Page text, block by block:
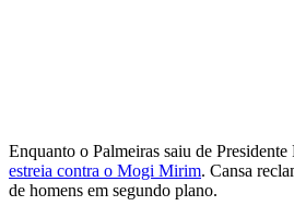
Enquanto o Palmeiras saiu de
estreia contra o Mogi Mirim. Cansa
de homens em segundo plano.